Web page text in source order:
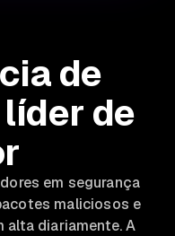
de
de
em segurança
maliciosos e
alta diariamente. A